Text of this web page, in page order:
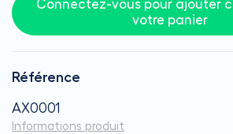
Connectez-vous pour ajouter
votre panier
Référence
AX0001
Informations produit